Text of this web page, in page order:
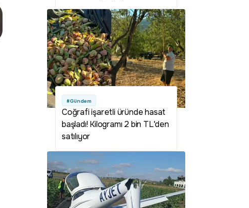
#Gündem
Coğrafi işaretli üründe hasat
başladı! Kilogramı 2 bin TL'den
satılıyor